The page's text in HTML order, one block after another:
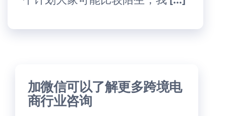
加微信可以了解更多跨境电
商行业咨询